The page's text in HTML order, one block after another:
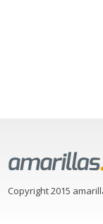
Copyright 2015